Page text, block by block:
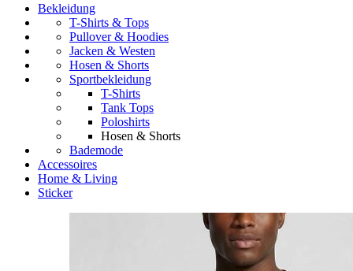
Bekleidung
T-Shirts & Tops
Pullover & Hoodies
Jacken & Westen
Hosen & Shorts
Sportbekleidung
T-Shirts
Tank Tops
Poloshirts
Hosen & Shorts
Bademode
Accessoires
Home & Living
Sticker